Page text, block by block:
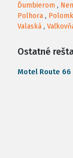
Ďumbierom ,
Polhora ,
Valaská ,
Ostatné
Motel Route 66